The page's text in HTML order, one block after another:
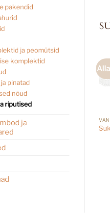
pakendid
ja peomütsid
komplektid
pinatad
nõud
riputised
ja